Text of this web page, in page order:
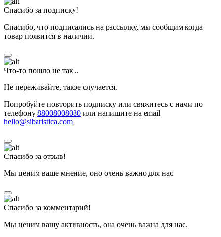
Спасибо за подписку!
Спасибо, что подписались на рассылку, мы сообщим когда
товар появится в наличии.
Что-то пошло не так...
Не переживайте, такое случается.
Попробуйте повторить подписку или свяжитесь с нами по
телефону 88008008080 или напишите на email
hello@sibaristica.com
Спасибо за отзыв!
Мы ценим ваше мнение, оно очень важно для нас
Спасибо за комментарий!
Мы ценим вашу активность, она очень важна для нас.